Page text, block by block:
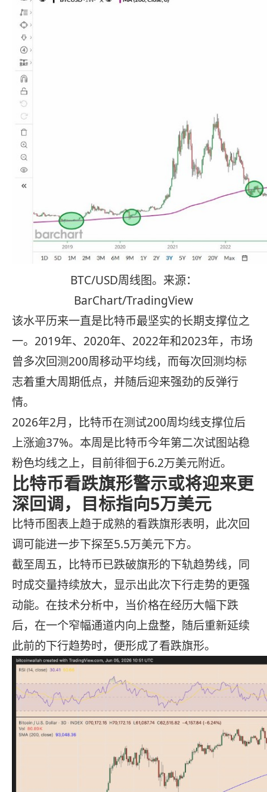
BTC/USD周线图。来源：
BarChart/TradingView
该水平历来一直是比特币最坚实的长期支撑位之
一。2019年、2020年、2022年和2023年，市场
曾多次回测200周移动平均线，而每次回测均标
志着重大周期低点，并随后迎来强劲的反弹行
情。
2026年2月，比特币在测试200周均线支撑位后
上涨逾37%。本周是比特币今年第二次试图站稳
粉色均线之上，目前徘徊于6.2万美元附近。
比特币看跌旗形警示或将迎来更
深回调，目标指向5万美元
比特币图表上趋于成熟的看跌旗形表明，此次回
调可能进一步下探至5.5万美元下方。
截至周五，比特币已跌破旗形的下轨趋势线，同
时成交量持续放大，显示出此次下行走势的更强
动能。在技术分析中，当价格在经历大幅下跌
后，在一个窄幅通道内向上盘整，随后重新延续
此前的下行趋势时，便形成了看跌旗形。